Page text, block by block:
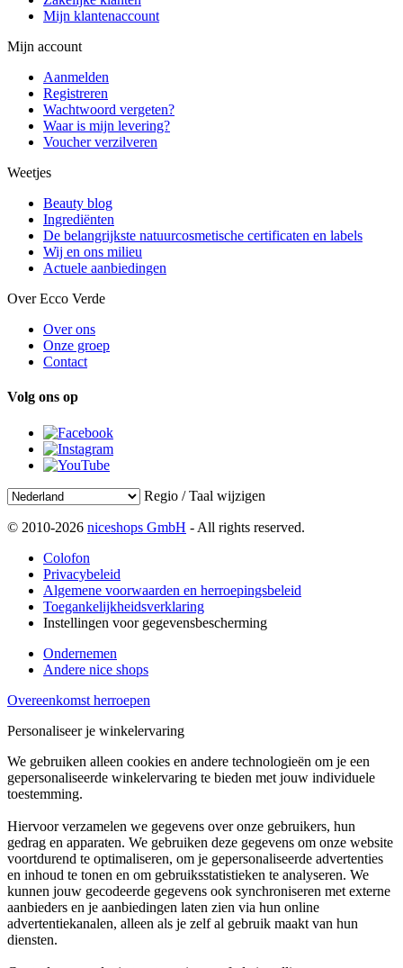
Mijn klantenaccount
Mijn account
Aanmelden
Registreren
Wachtwoord vergeten?
Waar is mijn levering?
Voucher verzilveren
Weetjes
Beauty blog
Ingrediënten
De belangrijkste natuurcosmetische certificaten en labels
Wij en ons milieu
Actuele aanbiedingen
Over Ecco Verde
Over ons
Onze groep
Contact
Volg ons op
Regio / Taal wijzigen
© 2010-2026 niceshops GmbH - All rights reserved.
Colofon
Privacybeleid
Algemene voorwaarden en herroepingsbeleid
Toegankelijkheidsverklaring
Instellingen voor gegevensbescherming
Ondernemen
Andere nice shops
Overeenkomst herroepen
Personaliseer je winkelervaring
We gebruiken alleen cookies en andere technologieën om je een
gepersonaliseerde winkelervaring te bieden met jouw individuele
toestemming.
Hiervoor verzamelen we gegevens over onze gebruikers, hun
gedrag en apparaten. We gebruiken deze gegevens om onze website
voortdurend te optimaliseren, om je gepersonaliseerde advertenties
en inhoud te tonen en om gebruiksstatistieken te analyseren. We
kunnen jouw gecodeerde gegevens ook synchroniseren met externe
aanbieders en je aanbiedingen laten zien via hun online
advertentiekanalen, alleen als je zelf al gebruik maakt van hun
diensten.